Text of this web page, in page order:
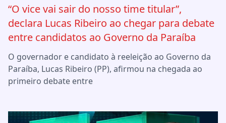
“O vice vai sair do nosso time titular”,
declara Lucas Ribeiro ao chegar para debate
entre candidatos ao Governo da Paraíba
O governador e candidato à reeleição ao Governo da
Paraíba, Lucas Ribeiro (PP), afirmou na chegada ao
primeiro debate entre